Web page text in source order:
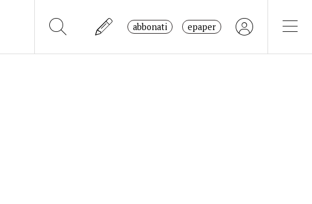
abbonati epaper